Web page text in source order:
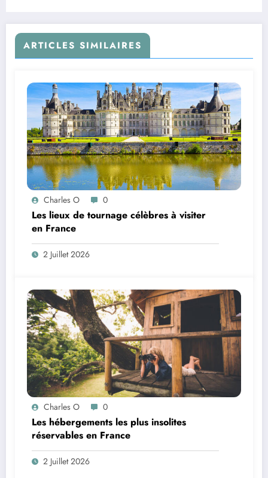
ARTICLES SIMILAIRES
Charles O 0
Les lieux de tournage célèbres à visiter
en France
2 Juillet 2026
Charles O 0
Les hébergements les plus insolites
réservables en France
2 Juillet 2026